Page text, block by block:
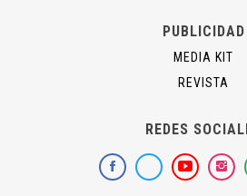
PUBLICIDAD
MEDIA KIT
REVISTA
REDES